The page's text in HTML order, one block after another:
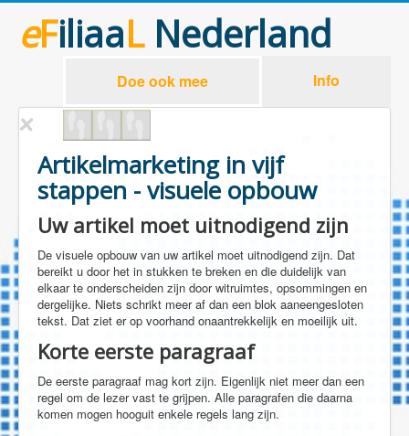
eFiliaaLNederland
Doe ook mee Info
Artikelmarketing in vijf
stappen - visuele opbouw
Uw artikel moet uitnodigend zijn
De visuele opbouw van uw artikel moet uitnodigend zijn. Dat
bereikt u door het in stukken te breken en die duidelijk van
elkaar te onderscheiden zijn door witruimtes, opsommingen en
dergelijke. Niets schrikt meer af dan een blok aaneengesloten
tekst. Dat ziet er op voorhand onaantrekkelijk en moeilijk uit.
Korte eerste paragraaf
De eerste paragraaf mag kort zijn. Eigenlijk niet meer dan een
regel om de lezer vast te grijpen. Alle paragrafen die daarna
komen mogen hooguit enkele regels lang zijn.